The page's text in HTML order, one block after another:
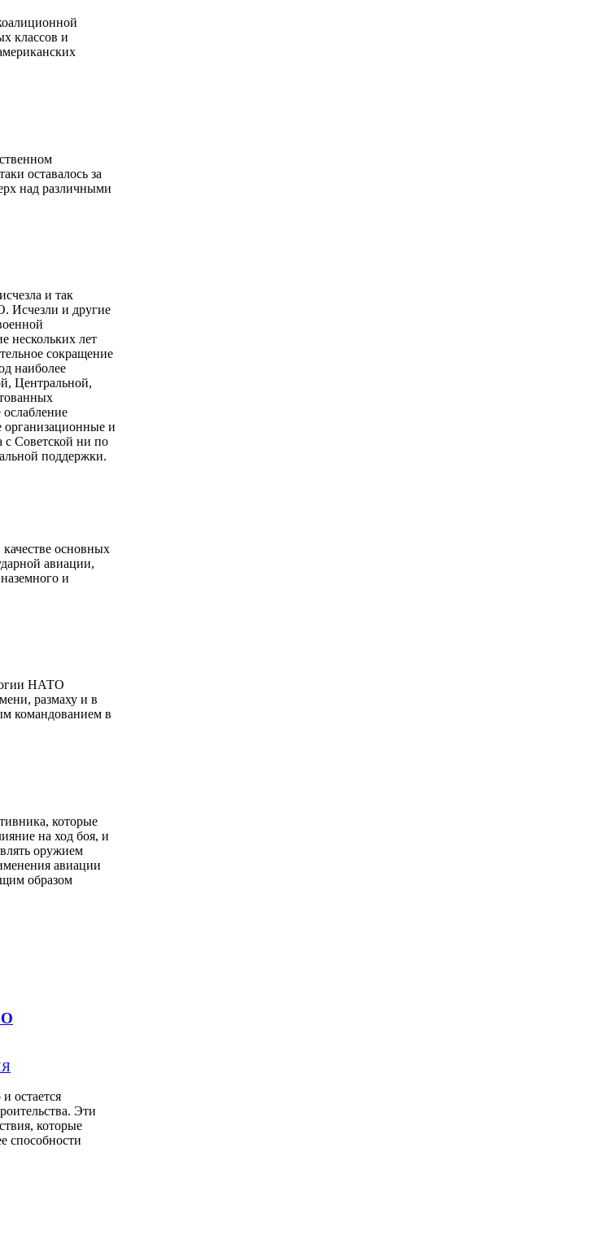
классов и
оставалось за
над различными
и так
Исчезли и другие
нескольких лет
сокращение
наиболее
Центральной,
организационные и
с Советской ни по
поддержки.
основных
авиации,
и
НАТО
размаху и в
командованием в
которые
на ход боя, и
оружием
авиации
образом
остается
Эти
которые
способности